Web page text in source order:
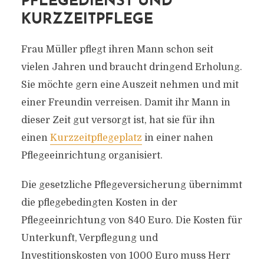
KURZZEITPFLEGE
Frau Müller pflegt ihren Mann schon seit
vielen Jahren und braucht dringend Erholung.
Sie möchte gern eine Auszeit nehmen und mit
einer Freundin verreisen. Damit ihr Mann in
dieser Zeit gut versorgt ist, hat sie für ihn
einen Kurzzeitpflegeplatz in einer nahen
Pflegeeinrichtung organisiert.
Die gesetzliche Pflegeversicherung übernimmt
die pflegebedingten Kosten in der
Pflegeeinrichtung von 840 Euro. Die Kosten für
Unterkunft, Verpflegung und
Investitionskosten von 1000 Euro muss Herr